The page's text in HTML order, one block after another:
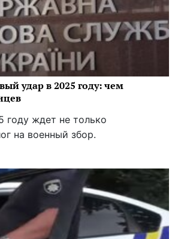
удар в 2025 году: чем
году ждет не только
на военный збор.